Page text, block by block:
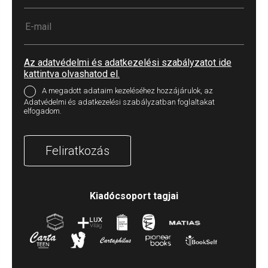
Az adatvédelmi és adatkezelési szabályzatot ide
kattintva olvashatod el.
A megadott adataim kezeléséhez hozzájárulok, az
Adatvédelmi és adatkezelési szabályzatban foglaltakat
elfogadom.
Feliratkozás
Kiadócsoport tagjai